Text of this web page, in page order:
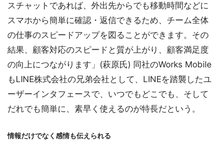
スチャットであれば、外出先からでも移動時間などに
スマホから簡単に確認・返信できるため、チーム全体
の仕事のスピードアップを図ることができます。その
結果、顧客対応のスピードと質が上がり、顧客満足度
の向上につながります」(萩原氏) 同社のWorks Mobile
もLINE株式会社の兄弟会社として、LINEを踏襲したユ
ーザーインタフェースで、いつでもどこでも、そして
だれでも簡単に、素早く使えるのが特長だという。
情報だけでなく感情も伝えられる